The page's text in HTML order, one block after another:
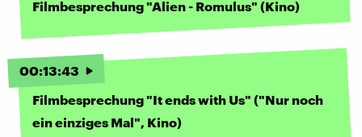
Filmbesprechung "Alien - Romulus" (Kino)
00:13:43
Filmbesprechung "It ends with Us" ("Nur noch
ein einziges Mal", Kino)